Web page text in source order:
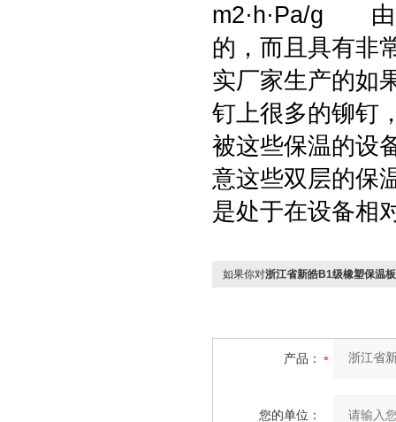
m2·h·Pa/g 由
的，而且具有非
实厂家生产的如
钉上很多的铆钉
被这些保温的设
意这些双层的保
是处于在设备相
如果你对浙江省新皓B1级橡塑保温
产品：
您的单位：